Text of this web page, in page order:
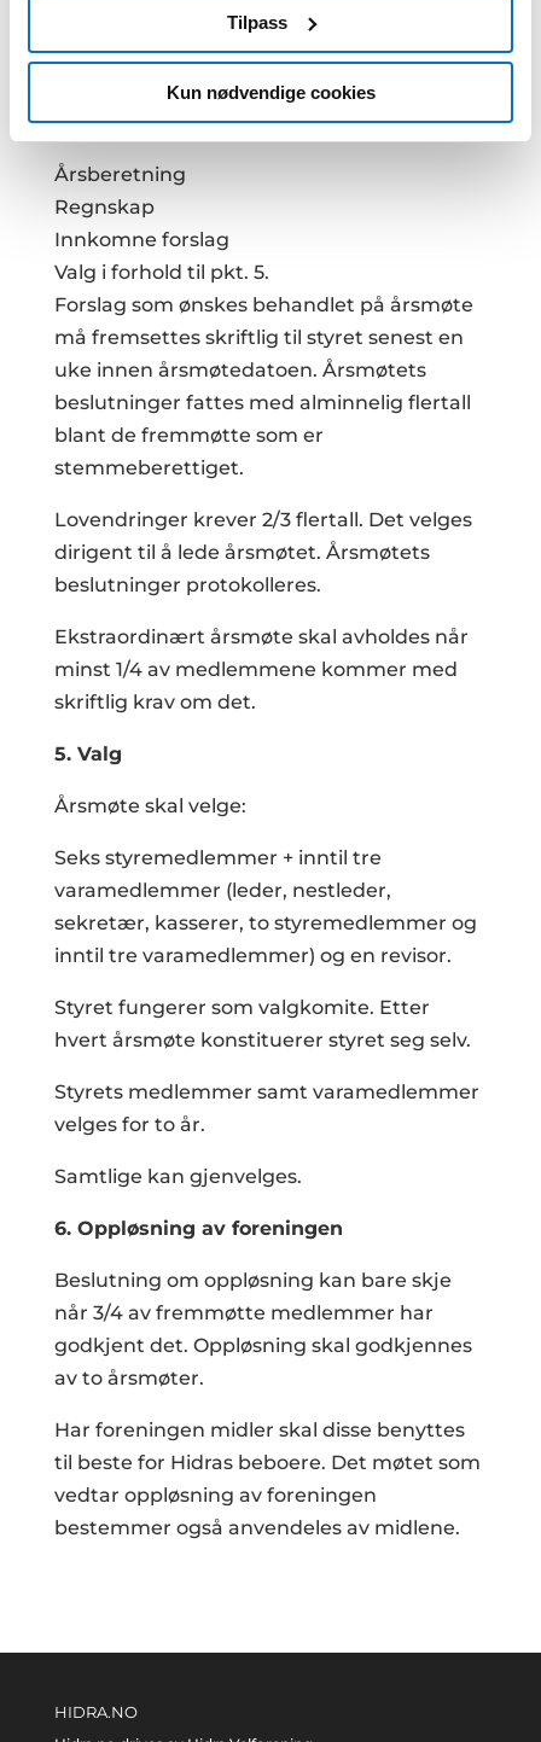
annonser et personlig preg, for å levere sosiale
mediefunksjoner og for å analysere trafikken vår.For
nærmere informasjon les om informasjonskapsler
her.
Tilpass
Kun nødvendige cookies
Innkalling skal angi de saker som skal
behandles på årsmøtet.
Årsmøtet behandler:
Årsberetning
Regnskap
Innkomne forslag
Valg i forhold til pkt. 5.
Forslag som ønskes behandlet på årsmøte
må fremsettes skriftlig til styret senest en
uke innen årsmøtedatoen. Årsmøtets
beslutninger fattes med alminnelig flertall
blant de fremmøtte som er
stemmeberettiget.
Lovendringer krever 2/3 flertall. Det velges
dirigent til å lede årsmøtet. Årsmøtets
beslutninger protokolleres.
Ekstraordinært årsmøte skal avholdes når
minst 1/4 av medlemmene kommer med
skriftlig krav om det.
5. Valg
Årsmøte skal velge:
Seks styremedlemmer + inntil tre
varamedlemmer (leder, nestleder,
sekretær, kasserer, to styremedlemmer og
inntil tre varamedlemmer) og en revisor.
Styret fungerer som valgkomite. Etter
hvert årsmøte konstituerer styret seg selv.
Styrets medlemmer samt varamedlemmer
velges for to år.
Samtlige kan gjenvelges.
6. Oppløsning av foreningen
Beslutning om oppløsning kan bare skje
når 3/4 av fremmøtte medlemmer har
godkjent det. Oppløsning skal godkjennes
av to årsmøter.
Har foreningen midler skal disse benyttes
til beste for Hidras beboere. Det møtet som
vedtar oppløsning av foreningen
bestemmer også anvendeles av midlene.
HIDRA.NO